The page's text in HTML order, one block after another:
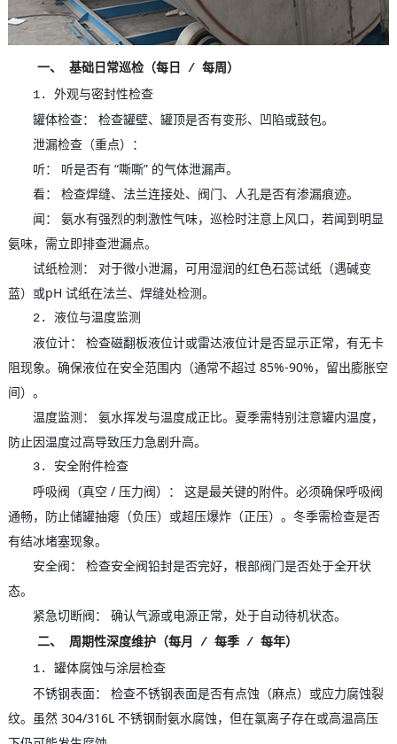
一、 基础日常巡检（每日 / 每周）
1. 外观与密封性检查
罐体检查： 检查罐壁、罐顶是否有变形、凹陷或鼓包。
泄漏检查（重点）：
听： 听是否有 “嘶嘶” 的气体泄漏声。
看： 检查焊缝、法兰连接处、阀门、人孔是否有渗漏痕迹。
闻： 氨水有强烈的刺激性气味，巡检时注意上风口，若闻到明显
氨味，需立即排查泄漏点。
试纸检测： 对于微小泄漏，可用湿润的红色石蕊试纸（遇碱变
蓝）或pH 试纸在法兰、焊缝处检测。
2. 液位与温度监测
液位计： 检查磁翻板液位计或雷达液位计是否显示正常，有无卡
阻现象。确保液位在安全范围内（通常不超过 85%-90%，留出膨胀空
间）。
温度监测： 氨水挥发与温度成正比。夏季需特别注意罐内温度，
防止因温度过高导致压力急剧升高。
3. 安全附件检查
呼吸阀（真空 / 压力阀）： 这是最关键的附件。必须确保呼吸阀
通畅，防止储罐抽瘪（负压）或超压爆炸（正压）。冬季需检查是否
有结冰堵塞现象。
安全阀： 检查安全阀铅封是否完好，根部阀门是否处于全开状
态。
紧急切断阀： 确认气源或电源正常，处于自动待机状态。
二、 周期性深度维护（每月 / 每季 / 每年）
1. 罐体腐蚀与涂层检查
不锈钢表面： 检查不锈钢表面是否有点蚀（麻点）或应力腐蚀裂
纹。虽然 304/316L 不锈钢耐氨水腐蚀，但在氯离子存在或高温高压